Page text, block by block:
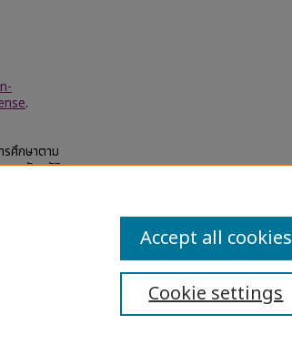
.
ศึกษาตาม
ราชบัญญัติการ
Accessibility Statement
Cookie settings
Accept all cookies